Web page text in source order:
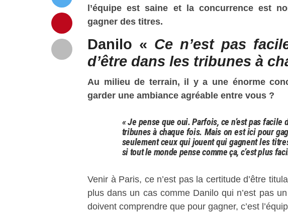
l’équipe est saine et la concurrence est
gagner des titres.
Danilo « Ce n’est pas
d’être dans les tribunes à
Au milieu de terrain, il y a une énorme
garder une ambiance agréable entre vous ?
« Je pense que oui. Parfois, ce n’est pas facile
tribunes à chaque fois. Mais on est ici pour
seulement ceux qui jouent qui gagnent les
si tout le monde pense comme ça, c’est plus
Venir à Paris, ce n’est pas la certitude d’être
plus dans un cas comme Danilo qui n’est pas
doivent comprendre que pour gagner, c’est